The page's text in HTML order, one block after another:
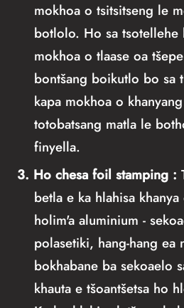
mokhoa o tsitsitseng le
botlolo. Ho sa tsotellehe
mokhoa o tlaase oa
bontšang boikutlo bo sa
kapa mokhoa o
totobatsang matla le
finyella.
3. Ho chesa foil stamping :
betla e ka hlahisa
holim'a aluminium -
polasetiki, hang-hang ea
bokhabane ba sekoaelo
khauta e tšoantšetsa ho